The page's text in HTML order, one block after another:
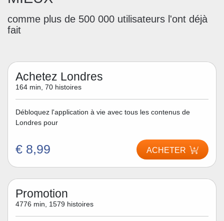
comme plus de 500 000 utilisateurs l'ont déjà
fait
Achetez Londres
164 min, 70 histoires
Débloquez l'application à vie avec tous les contenus de
Londres pour
€ 8,99 ACHETER
Promotion
4776 min, 1579 histoires